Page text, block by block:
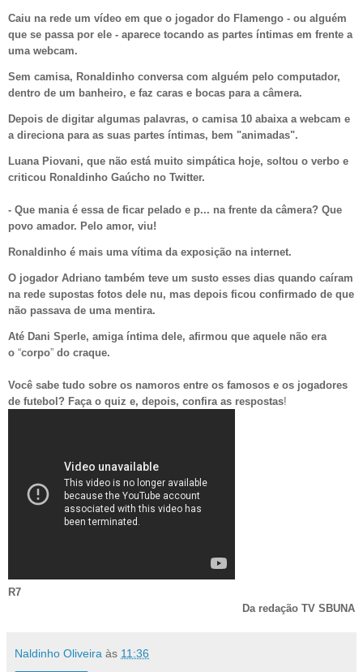
Caiu na rede um vídeo em que o jogador do Flamengo - ou alguém
que se passa por ele - aparece tocando as partes íntimas em frente a
uma webcam.
Sem camisa, Ronaldinho conversa com alguém pelo computador,
dentro de um banheiro, e faz caras e bocas para a câmera.
Depois de digitar algumas palavras, o camisa 10 abaixa a webcam e
a direciona para as suas partes íntimas, bem "animadas".
Luana Piovani, que não está muito simpática hoje, soltou o verbo e
criticou Ronaldinho Gaúcho no Twitter.
- Que mania é essa de ficar pelado e p... na frente da câmera? Que
povo amador. Pelo amor, viu!
Ronaldinho é mais uma vítima da exposição na internet.
O jogador Adriano também teve um susto esses dias quando caíram
na rede supostas fotos dele nu, mas depois ficou confirmado de que
não passava de uma mentira.
Até Dani Sperle, amiga íntima dele, afirmou que aquele não era
o “corpo” do craque.
Você sabe tudo sobre os namoros entre os famosos e os jogadores
de futebol? Faça o quiz e, depois, confira as respostas!
R7
Da redação TV SBUNA
Naldinho Oliveira às 11:36